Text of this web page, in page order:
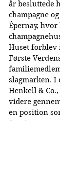
år besluttede
champagne
Épernay,
Huset
Første
slagmarken. I
Henkell &
videre
en position